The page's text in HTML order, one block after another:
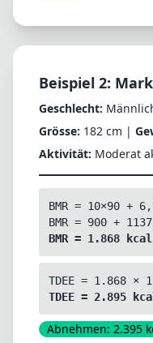
Beispiel 2:
Geschlecht:
Grösse: 182 cm |
Aktivität: Moderat
BMR = 10×90 +
BMR = 900 +
BMR = 1.868 kcal
TDEE = 1.868 ×
TDEE = 2.895
Abnehmen: 2.395